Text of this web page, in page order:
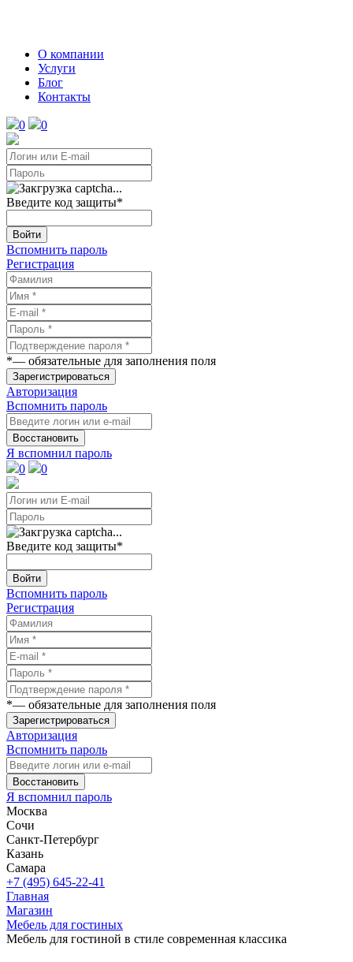
О компании
Услуги
Блог
Контакты
0 0
Введите код защиты*
Войти
Вспомнить пароль
Регистрация
*— обязательные для заполнения поля
Зарегистрироваться
Авторизация
Вспомнить пароль
Восстановить
Я вспомнил пароль
0
0
Введите код защиты*
Войти
Вспомнить пароль
Регистрация
*— обязательные для заполнения поля
Зарегистрироваться
Авторизация
Вспомнить пароль
Восстановить
Я вспомнил пароль
Москва
Сочи
Санкт-Петербург
Казань
Самара
+7 (495) 645-22-41
Главная
Магазин
Мебель для гостиных
Мебель для гостиной в стиле современная классика